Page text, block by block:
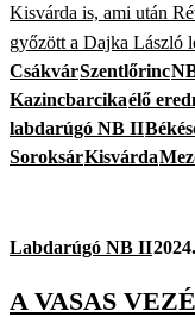
Kisvárda is, ami után
győzött a Dajka László
CsákvárSzentlőrinc
Kazincbarcikaélő
labdarúgó NB II
SoroksárKisvárda
Labdarúgó NB II
A VASAS